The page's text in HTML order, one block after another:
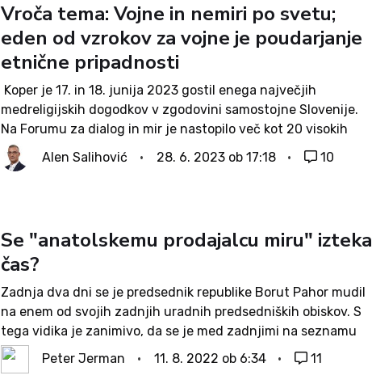
Vroča tema: Vojne in nemiri po svetu;
eden od vzrokov za vojne je poudarjanje
etnične pripadnosti
Koper je 17. in 18. junija 2023 gostil enega največjih
medreligijskih dogodkov v zgodovini samostojne Slovenije.
Na Forumu za dialog in mir je nastopilo več kot 20 visokih
krščanskih in islamskih predstavnikov, med njimi je bil tudi
nadškof metropolit...
Alen Salihović 28. 6. 2023 ob 17:18 10
Se "anatolskemu prodajalcu miru" izteka
čas?
Zadnja dva dni se je predsednik republike Borut Pahor mudil
na enem od svojih zadnjih uradnih predsedniških obiskov. S
tega vidika je zanimivo, da se je med zadnjimi na seznamu
obiskanih držav pojavila Turčija. Pahorjev obisk Ankare in
njegovo srečanje...
Peter Jerman 11. 8. 2022 ob 6:34 11